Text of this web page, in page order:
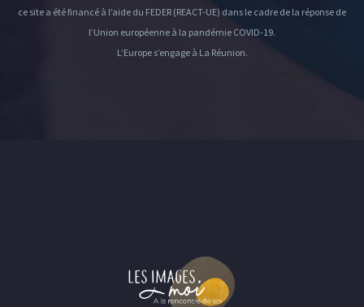
ce site a été financé à l’aide du FEDER (REACT-UE) dans le cadre de la réponse de
l’Union européenne à la pandémie COVID-19.
L’Europe s’engage à La Réunion.